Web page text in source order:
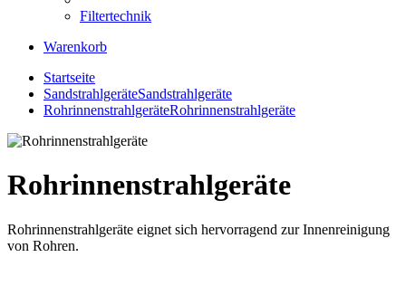
Filtertechnik
Warenkorb
Startseite
SandstrahlgeräteSandstrahlgeräte
RohrinnenstrahlgeräteRohrinnenstrahlgeräte
Rohrinnenstrahlgeräte
Rohrinnenstrahlgeräte eignet sich hervorragend zur Innenreinigung
von Rohren.